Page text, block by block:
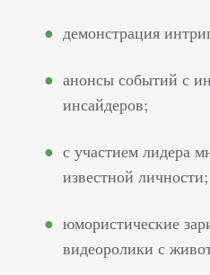
демонстрация
анонсы событий с
инсайдеров;
с участием лидера
известной личности;
юмористические
видеоролики с